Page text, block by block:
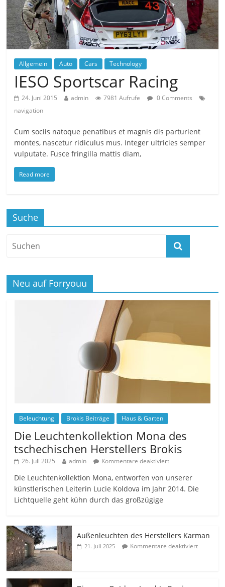
Allgemein Auto Cars Technology
IESO Sportscar Racing
24. Juni 2015 admin 7981 Aufrufe
0 Comments
navigation
Cum sociis natoque penatibus et magnis dis parturient
montes, nascetur ridiculus mus. Integer ultricies semper
vulputate. Fusce fringilla mattis diam,
Read more
Suche
Neu auf Forryouu
Beleuchtung Brokis Beiträge Haus & Garten
Die Leuchtenkollektion Mona des
tschechischen Herstellers Brokis
26. Juli 2025 admin Kommentare deaktiviert
Die Leuchtenkollektion Mona, entworfen von unserer
künstlerischen Leiterin Lucie Koldova im Jahr 2014. Die
Lichtquelle geht kühn durch das großzügige
Außenleuchten des Herstellers Karman
21. Juli 2025 Kommentare deaktiviert